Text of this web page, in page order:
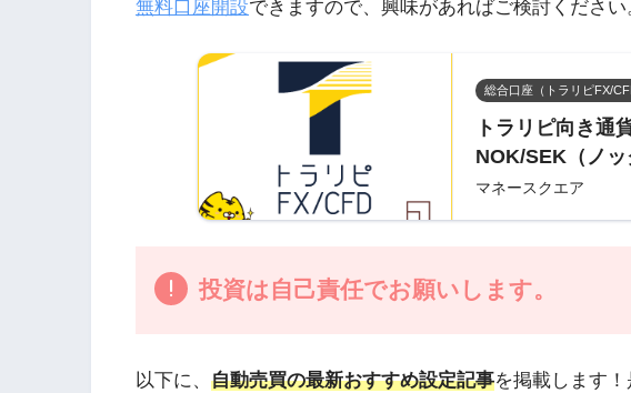
無料口座開設できますので、興味があればご検討ください
総合口座（トラリピFX/
トラリピ向き通
NOK/SEK（ノッ
マネースクエア
投資は自己責任でお願いします。
以下に、 自動売買の最新おすすめ設定記事を掲載します！